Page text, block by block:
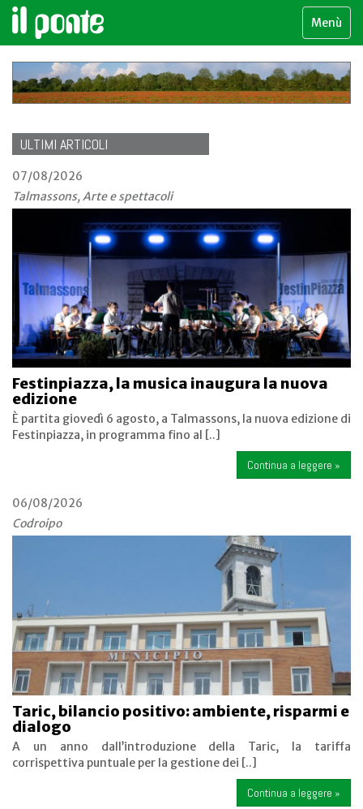
Menù
ULTIMI ARTICOLI
07/08/2026
Talmassons, Arte e spettacoli
Festinpiazza, la musica inaugura la nuova
edizione
È partita giovedì 6 agosto, a Talmassons, la nuova edizione di
Festinpiazza, in programma fino al [..]
Continua a leggere »
06/08/2026
Codroipo
Taric, bilancio positivo: ambiente, risparmi e
dialogo
A un anno dall’introduzione della Taric, la tariffa
corrispettiva puntuale per la gestione dei [..]
Continua a leggere »